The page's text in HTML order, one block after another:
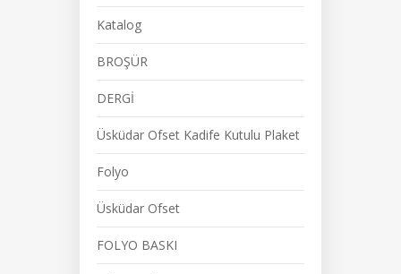
Katalog
BROŞÜR
DERGİ
Üsküdar Ofset Kadife Kutulu Plaket
Folyo
Üsküdar Ofset
FOLYO BASKI